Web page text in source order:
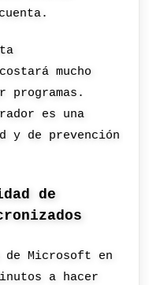
mucho
es una
y de prevención
de
de Microsoft en
a hacer